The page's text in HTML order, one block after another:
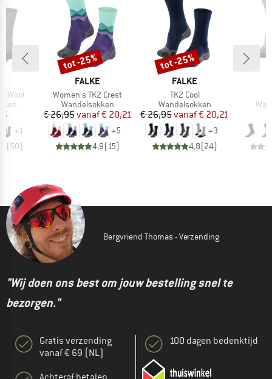
Wool
+1
( 50)
MERK
FALKE
Artikel
Women's TK2 Crest
Productgroep
Wandelsokken
Prijs
€ 26,95 Verlaagde prijs
vanaf€ 20,21
+5
4,9( 15)
Korting
tot -25%
MERK
FALKE
Artikel
TK2 Cool
Productgroep
Wandelsokken
Prijs
€ 26,95 Verlaagde prijs
vanaf€ 20,21
+3
4,8(24)
Korting
tot -25%
Bergvriend Thomas - Verzending
"Wij doen ons best om jouw bestelling snel te
bezorgen."
Gratis verzending
vanaf € 69 (NL)
100 dagen bedenktijd